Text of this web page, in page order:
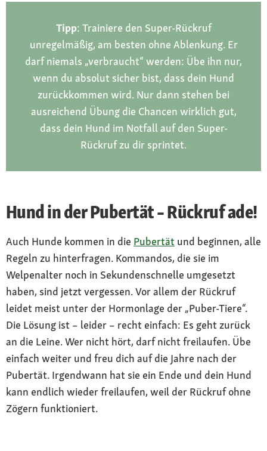
Tipp: Trainiere den Super-Rückruf
unregelmäßig, am besten ohne Ablenkung. Er
darf niemals „verbraucht“ werden: Übe ihn nur,
wenn du absolut sicher bist, dass dein Hund
zurückkommen wird. Nur dann stehen bei
ausreichend Übung die Chancen wirklich gut,
dass dein Hund im Notfall auf den Super-
Rückruf zu dir sprintet.
Hund in der Pubertät – Rückruf ade!
Auch Hunde kommen in die Pubertät und beginnen, alle
Regeln zu hinterfragen. Kommandos, die sie im
Welpenalter noch in Sekundenschnelle umgesetzt
haben, sind jetzt vergessen. Vor allem der Rückruf
leidet meist unter der Hormonlage der „Puber-Tiere“.
Die Lösung ist – leider – recht einfach: Es geht zurück
an die Leine. Wer nicht hört, darf nicht freilaufen. Übe
einfach weiter und freu dich auf die Jahre nach der
Pubertät. Irgendwann hat sie ein Ende und dein Hund
kann endlich wieder freilaufen, weil der Rückruf ohne
Zögern funktioniert.